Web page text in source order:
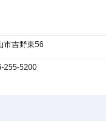
市吉野東56
255-5200